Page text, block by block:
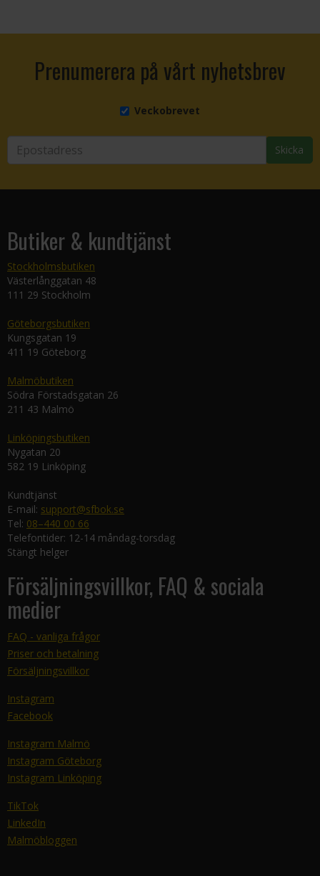
Prenumerera på vårt nyhetsbrev
Veckobrevet
Skicka
Butiker & kundtjänst
Stockholmsbutiken
Västerlånggatan 48
111 29 Stockholm
Göteborgsbutiken
Kungsgatan 19
411 19 Göteborg
Malmöbutiken
Södra Förstadsgatan 26
211 43 Malmö
Linköpingsbutiken
Nygatan 20
582 19 Linköping
Kundtjänst
E-mail: support@sfbok.se
Tel: 08–440 00 66
Telefontider: 12-14 måndag-torsdag
Stängt helger
Försäljningsvillkor, FAQ & sociala
medier
FAQ - vanliga frågor
Priser och betalning
Försäljningsvillkor
Instagram
Facebook
Instagram Malmö
Instagram Göteborg
Instagram Linköping
TikTok
LinkedIn
Malmöbloggen